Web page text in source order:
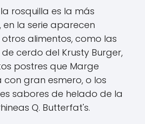
rosquilla es la más
en la serie aparecen
alimentos, como las
cerdo del Krusty Burger,
postres que Marge
gran esmero, o los
sabores de helado de la
Q. Butterfat's.